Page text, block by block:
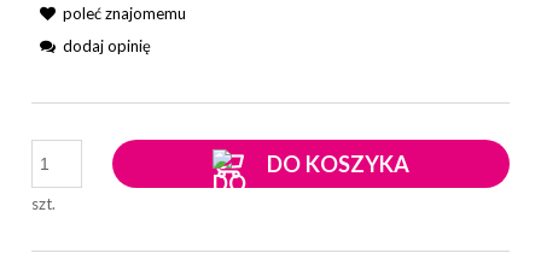
poleć znajomemu
dodaj opinię
szt.
DO KOSZYKA